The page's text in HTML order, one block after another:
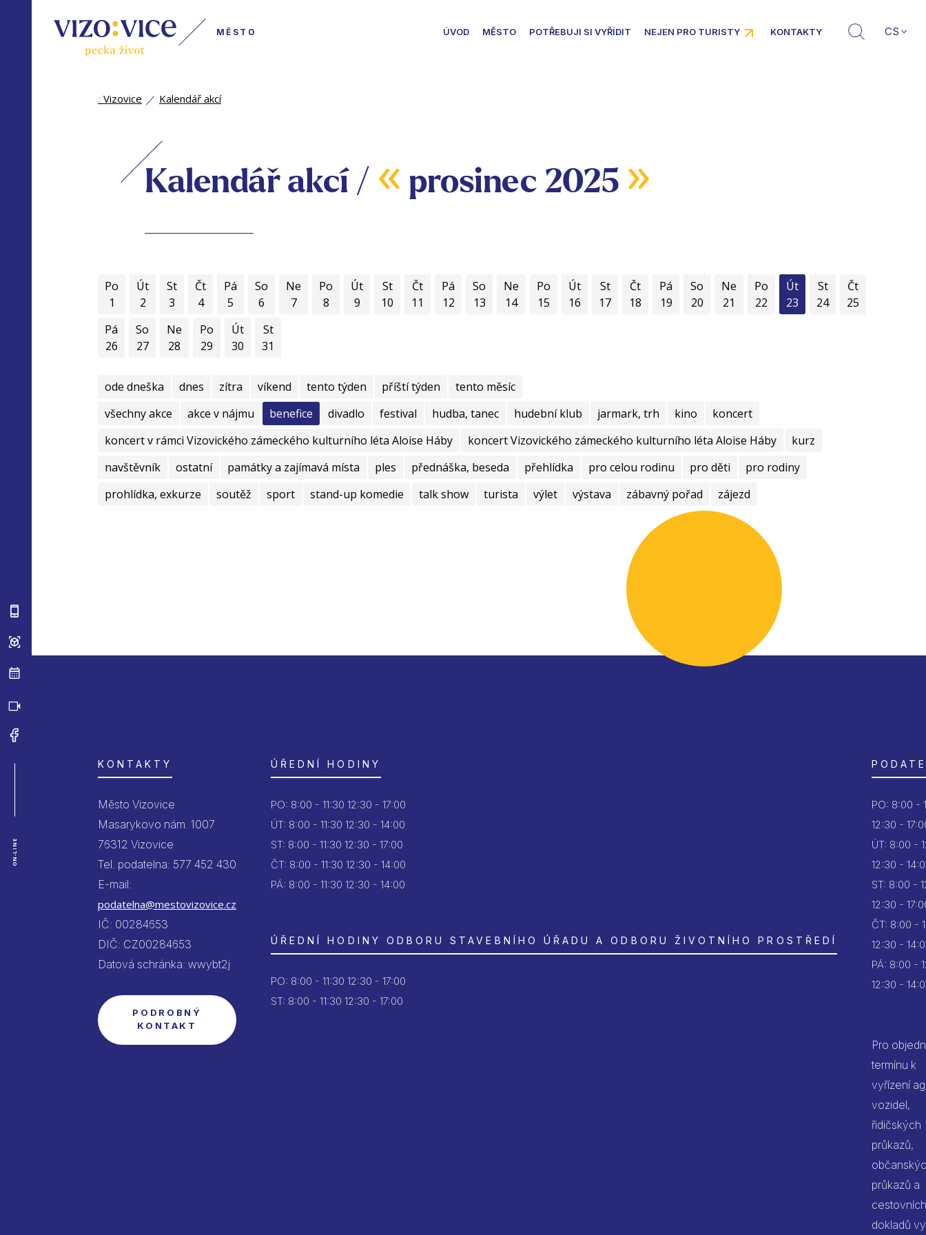
MĚSTO ÚVOD MĚSTO POTŘEBUJI SI VYŘÍDIT NEJEN PRO TURISTY KONTAKTY CS
ON-LINE
: Vizovice Kalendář akcí
Kalendář akcí / « prosinec 2025 »
Po
1
Út
2
St
3
Čt
4
Pá
5
So
6
Ne
7
Po
8
Út
9
St
10
Čt
11
Pá
12
So
13
Ne
14
Po
15
Út
16
St
17
Čt
18
Pá
19
So
20
Ne
21
Po
22
Út
23
St
24
Čt
25
Pá
26
So
27
Ne
28
Po
29
Út
30
St
31
ode dneška dnes zítra víkend tento týden příští týden
tento měsíc
všechny akce
akce v nájmu benefice divadlo festival hudba, tanec hudební klub jarmark, trh kino
koncert
koncert v rámci Vizovického zámeckého kulturního léta Aloise Háby
koncert Vizovického zámeckého kulturního léta Aloise Háby
kurz
navštěvník
ostatní památky a zajímavá místa ples přednáška, beseda přehlídka pro celou rodinu pro děti
pro rodiny
prohlídka, exkurze
soutěž sport stand-up komedie talk show turista výlet výstava zábavný pořad zájezd
KONTAKTY
Město Vizovice
Masarykovo nám. 1007
76312 Vizovice
Tel. podatelna: 577 452 430
E-mail:
podatelna@mestovizovice.cz
IČ: 00284653
DIČ: CZ00284653
Datová schránka: wwybt2j
PODROBNÝ
KONTAKT
ÚŘEDNÍ HODINY
PO: 8:00 - 11:30 12:30 - 17:00
ÚT: 8:00 - 11:30 12:30 - 14:00
ST: 8:00 - 11:30 12:30 - 17:00
ČT: 8:00 - 11:30 12:30 - 14:00
PÁ: 8:00 - 11:30 12:30 - 14:00
ÚŘEDNÍ HODINY ODBORU STAVEBNÍHO ÚŘADU A ODBORU ŽIVOTNÍHO PROSTŘEDÍ
PO: 8:00 - 11:30 12:30 - 17:00
ST: 8:00 - 11:30 12:30 - 17:00
PO: 8:00 -
12:30 -
ÚT: 8:00 -
12:30 -
ST: 8:00 -
12:30 -
ČT: 8:00 -
12:30 -
PÁ: 8:00 -
12:30 -
Pro
termínu k
vyřízení
vozidel,
řidičských
průkazů,
průkazů a
cestovních
dokladů